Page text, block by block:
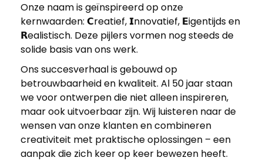
Onze naam is geïnspireerd op onze
kernwaarden: 𝗖reatief, 𝗜nnovatief, 𝗘igentijds en
𝗥ealistisch. Deze pijlers vormen nog steeds de
solide basis van ons werk.
Ons succesverhaal is gebouwd op
betrouwbaarheid en kwaliteit. Al 50 jaar staan
we voor ontwerpen die niet alleen inspireren,
maar ook uitvoerbaar zijn. Wij luisteren naar de
wensen van onze klanten en combineren
creativiteit met praktische oplossingen – een
aanpak die zich keer op keer bewezen heeft.